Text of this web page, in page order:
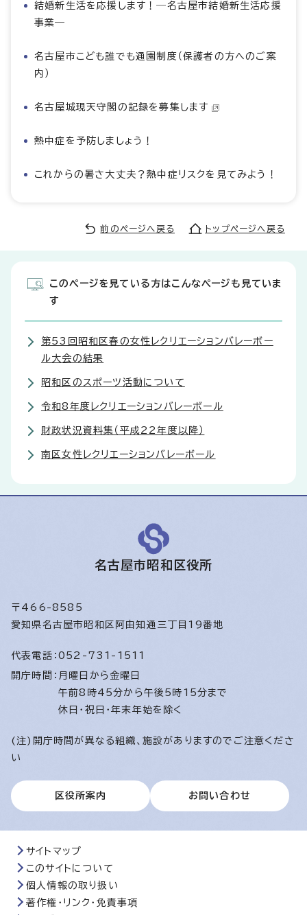
結婚新生活を応援します！―名古屋市結婚新生活応援
事業―
名古屋市こども誰でも通園制度（保護者の方へのご案
内）
名古屋城現天守閣の記録を募集します
熱中症を予防しましょう！
これからの暑さ大丈夫？熱中症リスクを見てみよう！
前のページへ戻る トップページへ戻る
このページを見ている方はこんなページも見ていま
す
第53回昭和区春の女性レクリエーションバレーボー
ル大会の結果
昭和区のスポーツ活動について
令和8年度レクリエーションバレーボール
財政状況資料集（平成22年度以降）
南区女性レクリエーションバレーボール
名古屋市昭和区役所
〒466-8585
愛知県名古屋市昭和区阿由知通三丁目19番地
代表電話： 052-731-1511
開庁時間： 月曜日から金曜日
午前8時45分から午後5時15分まで
休日・祝日・年末年始を除く
(注)開庁時間が異なる組織、施設がありますのでご注意くださ
い
区役所案内 お問い合わせ
サイトマップ
このサイトについて
個人情報の取り扱い
著作権・リンク・免責事項